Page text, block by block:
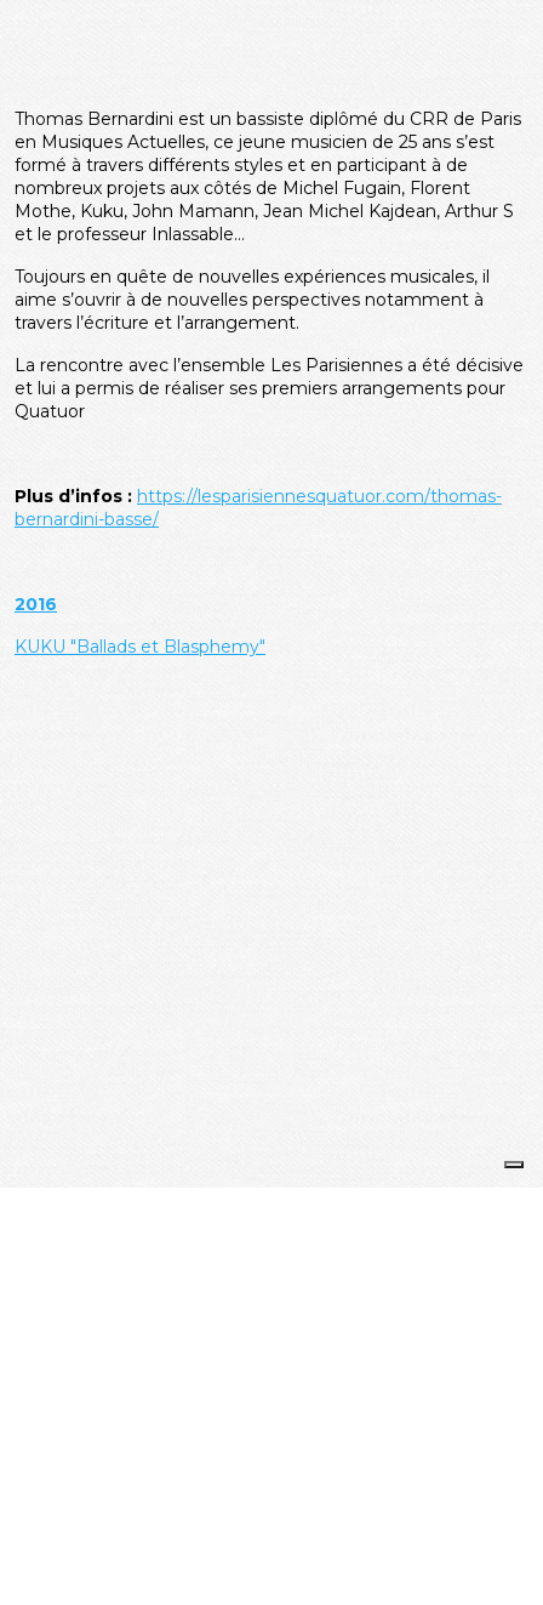
Thomas Bernardini est un bassiste diplômé du CRR de Paris
en Musiques Actuelles, ce jeune musicien de 25 ans s’est
formé à travers différents styles et en participant à de
nombreux projets aux côtés de Michel Fugain, Florent
Mothe, Kuku, John Mamann, Jean Michel Kajdean, Arthur S
et le professeur Inlassable…
Toujours en quête de nouvelles expériences musicales, il
aime s’ouvrir à de nouvelles perspectives notamment à
travers l’écriture et l’arrangement.
La rencontre avec l’ensemble Les Parisiennes a été décisive
et lui a permis de réaliser ses premiers arrangements pour
Quatuor
Plus d’infos : https://lesparisiennesquatuor.com/thomas-
bernardini-basse/
2016
KUKU "Ballads et Blasphemy"